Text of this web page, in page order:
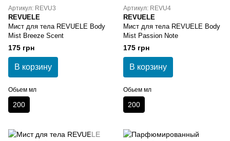
Артикул: REVU3
REVUELE
Мист для тела REVUELE Body
Mist Breeze Scent
175 грн
В корзину
Обьем мл
200
Артикул: REVU4
REVUELE
Мист для тела REVUELE Body
Mist Passion Note
175 грн
В корзину
Обьем мл
200